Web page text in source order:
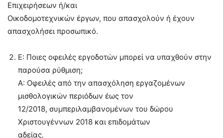
Επιχειρήσεων ή/και
Οικοδομοτεχνικών έργων, που απασχολούν ή έχουν
απασχολήσει προσωπικό.
Ε: Ποιες οφειλές εργοδοτών μπορεί να υπαχθούν στην
παρούσα ρύθμιση;
Α: Οφειλές από την απασχόληση εργαζομένων
μισθολογικών περιόδων έως τον
12/2018, συμπεριλαμβανομένων του δώρου
Χριστουγέννων 2018 και επιδομάτων
αδείας.